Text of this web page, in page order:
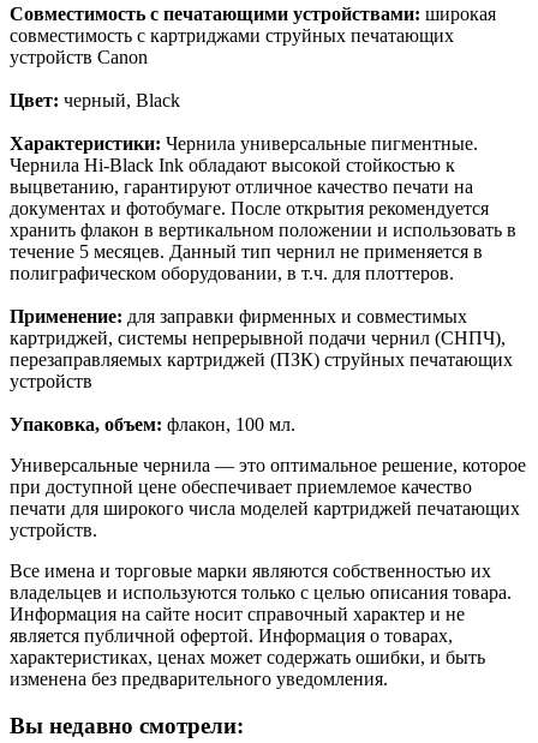
Совместимость с печатающими устройствами: широкая
совместимость с картриджами струйных печатающих
устройств Canon
Цвет: черный, Black
Характеристики: Чернила универсальные пигментные.
Чернила Hi-Black Ink обладают высокой стойкостью к
выцветанию, гарантируют отличное качество печати на
документах и фотобумаге. После открытия рекомендуется
хранить флакон в вертикальном положении и использовать в
течение 5 месяцев. Данный тип чернил не применяется в
полиграфическом оборудовании, в т.ч. для плоттеров.
Применение: для заправки фирменных и совместимых
картриджей, системы непрерывной подачи чернил (СНПЧ),
перезаправляемых картриджей (ПЗК) струйных печатающих
устройств
Упаковка, объем: флакон, 100 мл.
Универсальные чернила — это оптимальное решение, которое
при доступной цене обеспечивает приемлемое качество
печати для широкого числа моделей картриджей печатающих
устройств.
Все имена и торговые марки являются собственностью их
владельцев и используются только с целью описания товара.
Информация на сайте носит справочный характер и не
является публичной офертой. Информация о товарах,
характеристиках, ценах может содержать ошибки, и быть
изменена без предварительного уведомления.
Вы недавно смотрели: